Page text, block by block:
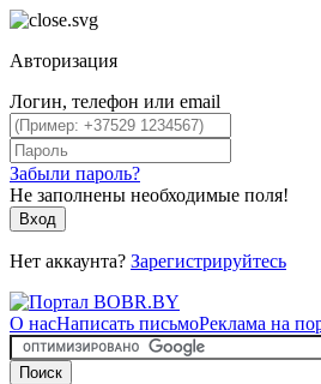
Авторизация
Логин, телефон или email
Забыли пароль?
Не заполнены необходимые поля!
Вход
Нет аккаунта? Зарегистрируйтесь
О насНаписать письмоРеклама на
Поиск